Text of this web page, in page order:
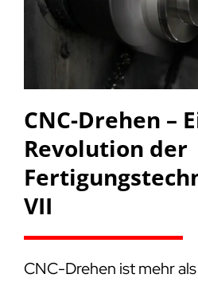
CNC-Drehen –
Revolution der
VII
CNC-Drehen ist mehr